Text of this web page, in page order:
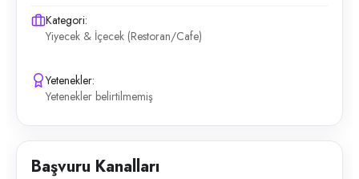
Kategori:
Yiyecek & İçecek (Restoran/Cafe)
Yetenekler:
Yetenekler belirtilmemiş
Başvuru Kanalları